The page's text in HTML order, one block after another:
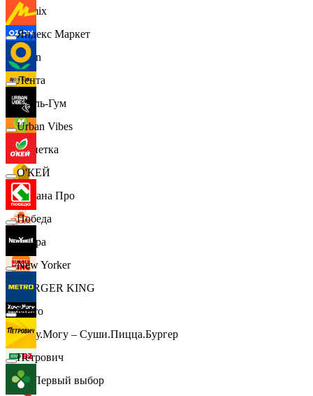
Demix
Ozon
Бубль-Гум
Монетка
Лемана Про
7 утра
BURGER KING
Хочу.Могу – Суши.Пицца.Бургер
B1 Первый выбор
Яндекс Маркет
Лента
Urban Vibes
О'КЕЙ
Победа
New Yorker
Metro
Петрович